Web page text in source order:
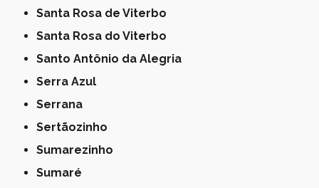
Santa Rosa de Viterbo
Santa Rosa do Viterbo
Santo Antônio da Alegria
Serra Azul
Serrana
Sertãozinho
Sumarezinho
Sumaré